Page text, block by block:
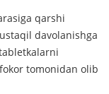
qarshi
davolanishga
tomonidan olib